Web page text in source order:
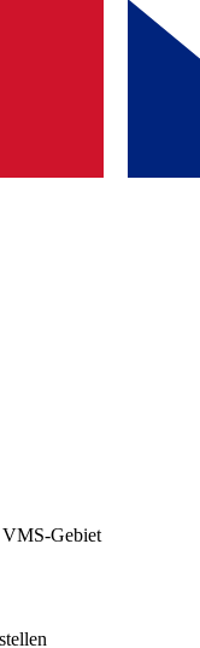
VMS-Gebiet